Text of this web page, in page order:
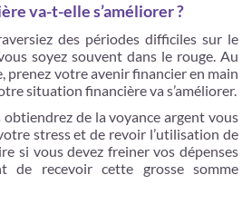
va-t-elle s’améliorer ?
des périodes difficiles sur le
soyez souvent dans le rouge. Au
prenez votre avenir financier en main
situation financière va s’améliorer.
obtiendrez de la voyance argent vous
stress et de revoir l’utilisation de
si vous devez freiner vos dépenses
de recevoir cette grosse somme